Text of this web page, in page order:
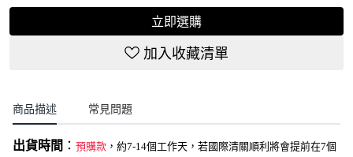
立即選購
加入收藏清單
商品描述 常見問題
出貨時間 ： 預購款 ，約7-14個工作天，若國際清關順利將會提前在7個